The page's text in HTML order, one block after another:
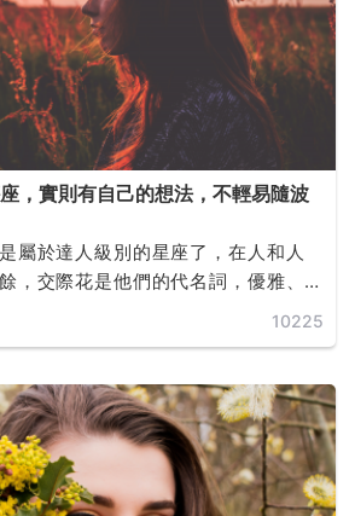
，實則有自己的想法，不輕易隨波
屬於達人級別的星座了，在人和人
，交際花是他們的代名詞，優雅、
很高貴。
10225